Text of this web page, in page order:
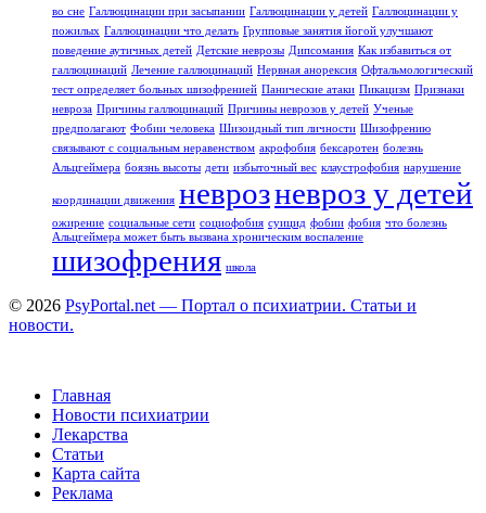
во сне Галлюцинации при засыпании Галлюцинации у детей Галлюцинации у
пожилых Галлюцинации что делать Групповые занятия йогой улучшают
поведение аутичных детей Детские неврозы Дипсомания Как избавиться от
галлюцинаций Лечение галлюцинаций Нервная анорексия Офтальмологический
тест определяет больных шизофренией Панические атаки Пикацизм Признаки
невроза Причины галлюцинаций Причины неврозов у детей Ученые
предполагают Фобии человека Шизоидный тип личности Шизофрению
связывают с социальным неравенством акрофобия бексаротен болезнь
Альцгеймера боязнь высоты дети избыточный вес клаустрофобия нарушение
координации движения неврозневроз у детей
ожирение социальные сети социофобия суицид фобии фобия что болезнь
Альцгеймера может быть вызвана хроническим воспаление
шизофрения школа
© 2026 PsyPortal.net — Портал о психиатрии. Статьи и
новости.
Главная
Новости психиатрии
Лекарства
Статьи
Карта сайта
Реклама